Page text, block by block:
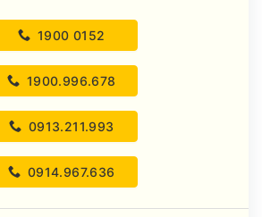
1900 0152
1900.996.678
0913.211.993
0914.967.636